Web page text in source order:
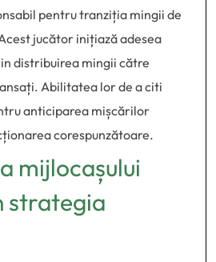
pentru tranziția mingii de
jucător inițiază adesea
distribuirea mingii către
Abilitatea lor de a citi
anticiparea mișcărilor
corespunzătoare.
mijlocașului
strategia